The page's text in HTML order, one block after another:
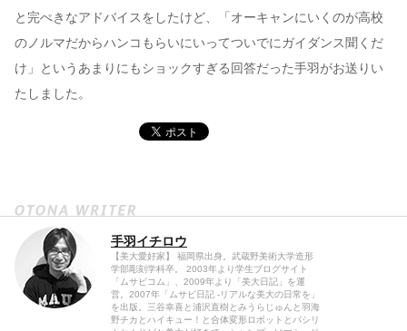
と完ぺきなアドバイスをしたけど、「オーキャンにいくのが高校
のノルマだからハンコもらいにいってついでにガイダンス聞くだ
け」というあまりにもショックすぎる回答だった手羽がお送りい
たしました。
手羽イチロウ
【美大愛好家】 福岡県出身。武蔵野美術大学造形
学部彫刻学科卒。 2003年より学生ブログサイト
「ムサビコム」、2009年より「美大日記」を運
営。2007年「ムサビ日記 -リアルな美大の日常を」
を出版。三谷幸喜と浦沢直樹とみうらじゅんと羽海
野チカとハイキュー！と合体変形ロボットとパシリ